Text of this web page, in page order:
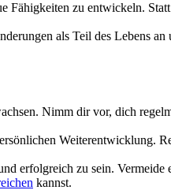
Fähigkeiten zu entwickeln.
als Teil des Lebens an
Nimm dir vor, dich
Weiterentwicklung.
erfolgreich zu sein. Vermeide
kannst.